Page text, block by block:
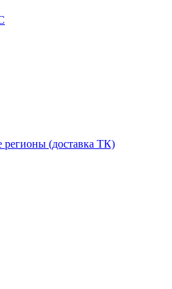
регионы (доставка ТК)